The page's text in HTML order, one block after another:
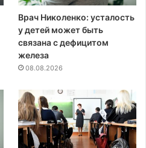
Врач Николенко: усталость
у детей может быть
связана с дефицитом
железа
08.08.2026